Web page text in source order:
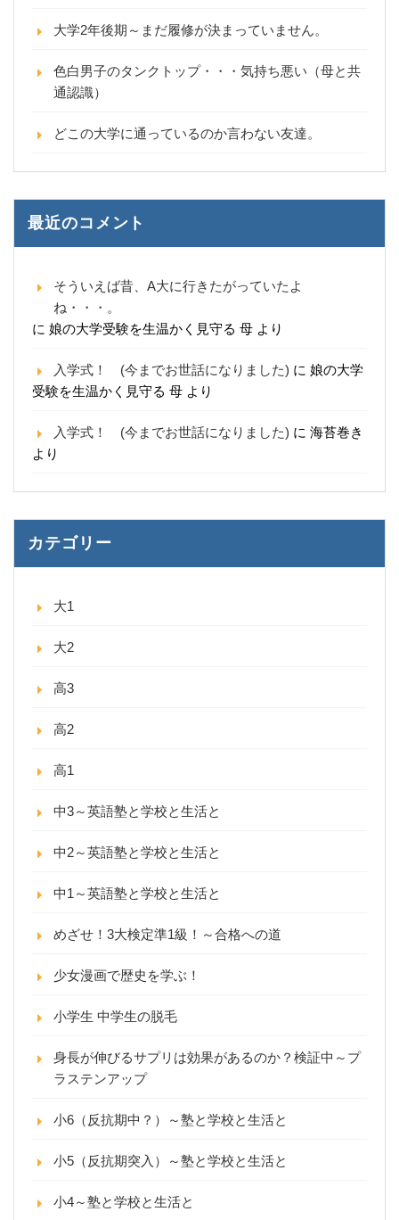
大学2年後期～まだ履修が決まっていません。
色白男子のタンクトップ・・・気持ち悪い（母と共
通認識）
どこの大学に通っているのか言わない友達。
最近のコメント
そういえば昔、A大に行きたがっていたよ
ね・・・。
に 娘の大学受験を生温かく見守る 母 より
入学式！ (今までお世話になりました) に 娘の大学
受験を生温かく見守る 母 より
入学式！ (今までお世話になりました) に 海苔巻き
より
カテゴリー
大1
大2
高3
高2
高1
中3～英語塾と学校と生活と
中2～英語塾と学校と生活と
中1～英語塾と学校と生活と
めざせ！3大検定準1級！～合格への道
少女漫画で歴史を学ぶ！
小学生 中学生の脱毛
身長が伸びるサプリは効果があるのか？検証中～プ
ラステンアップ
小6（反抗期中？）～塾と学校と生活と
小5（反抗期突入）～塾と学校と生活と
小4～塾と学校と生活と